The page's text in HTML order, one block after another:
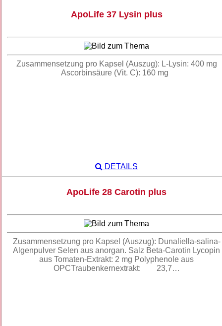
ApoLife 37 Lysin plus
Zusammensetzung pro Kapsel (Auszug): L-Lysin: 400 mg
Ascorbinsäure (Vit. C): 160 mg
DETAILS
ApoLife 28 Carotin plus
Zusammensetzung pro Kapsel (Auszug): Dunaliella-salina-
Algenpulver Selen aus anorgan. Salz Beta-Carotin Lycopin
aus Tomaten-Extrakt: 2 mg Polyphenole aus
OPCTraubenkernextrakt: 23,7…